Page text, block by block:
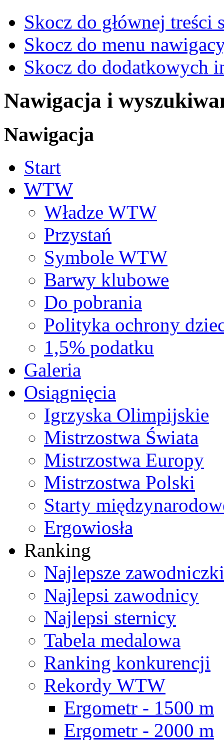
Skocz do głównej treści
Skocz do menu
Skocz do dodatkowych
Nawigacja i
Nawigacja
Start
WTW
Władze WTW
Przystań
Symbole WTW
Barwy klubowe
Do pobrania
Polityka ochrony
1,5% podatku
Galeria
Osiągnięcia
Igrzyska Olimpijskie
Mistrzostwa Świata
Mistrzostwa Europy
Mistrzostwa Polski
Starty
Ergowiosła
Ranking
Najlepsze zawodniczki
Najlepsi zawodnicy
Najlepsi sternicy
Tabela medalowa
Ranking konkurencji
Rekordy WTW
Ergometr - 1500 m
Ergometr - 2000 m